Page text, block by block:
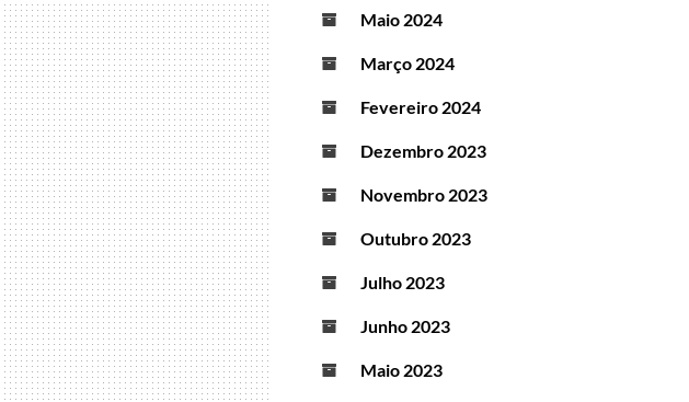
Maio 2024
Março 2024
Fevereiro 2024
Dezembro 2023
Novembro 2023
Outubro 2023
Julho 2023
Junho 2023
Maio 2023